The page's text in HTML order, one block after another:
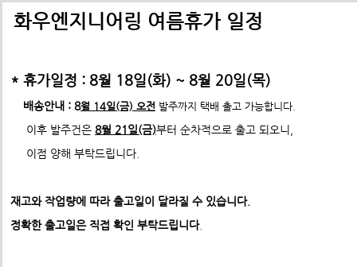
배송비관련 공지사항
*택배사 요청에 따라 선불,착불 동시에 진행이 불가하게 되었습
-수정전 : 주문시 배송비(6,000원) 선불 결제
제품의 수량,무게,길이에 따라 추가요금은 착불진
- 수정후 : 주문시 배송비(0원)
택배배송관련 공지사항(*필독)
*프로파일 절단길이 2700mm이상 택배발송 불가
* 프로파일 절단길이 2700mm 이상은각 지역 도착영업소에
따라배송이 불가할수도 있습니다. 주문시 참고 부탁드립니다.
ex) 자가수령 및 화물택배,화물차(운임고객부담) 배송가능
화우엔지니어링 여름휴가 일정
* 휴가일정 : 8월 18일(화) ~ 8월 20일(목)
배송안내 : 8월 14일(금) 오전 발주까지 택배 출고 가능합니다.
이후 발주건은 8월 21일(금)부터 순차적으로 출고 되오니,
이점 양해 부탁드립니다.
재고와 작업량에 따라 출고일이 달라질 수 있습니다.
정확한 출고일은 직접 확인 부탁드립니다.